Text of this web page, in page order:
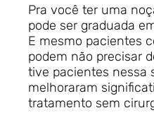
Pra você ter uma
pode ser graduada
E mesmo pacientes
podem não precisar
tive pacientes nessa
melhoraram
tratamento sem